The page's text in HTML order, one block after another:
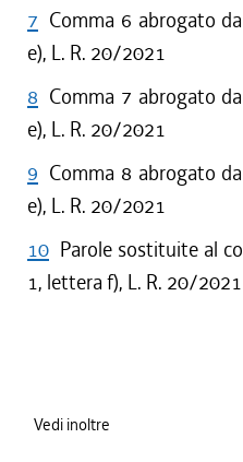
7 Comma 6 abrogato
e), L. R. 20/2021
8 Comma 7 abrogato
e), L. R. 20/2021
9 Comma 8 abrogato
e), L. R. 20/2021
10 Parole sostituite al
1, lettera f), L. R. 20/2021
Vedi inoltre